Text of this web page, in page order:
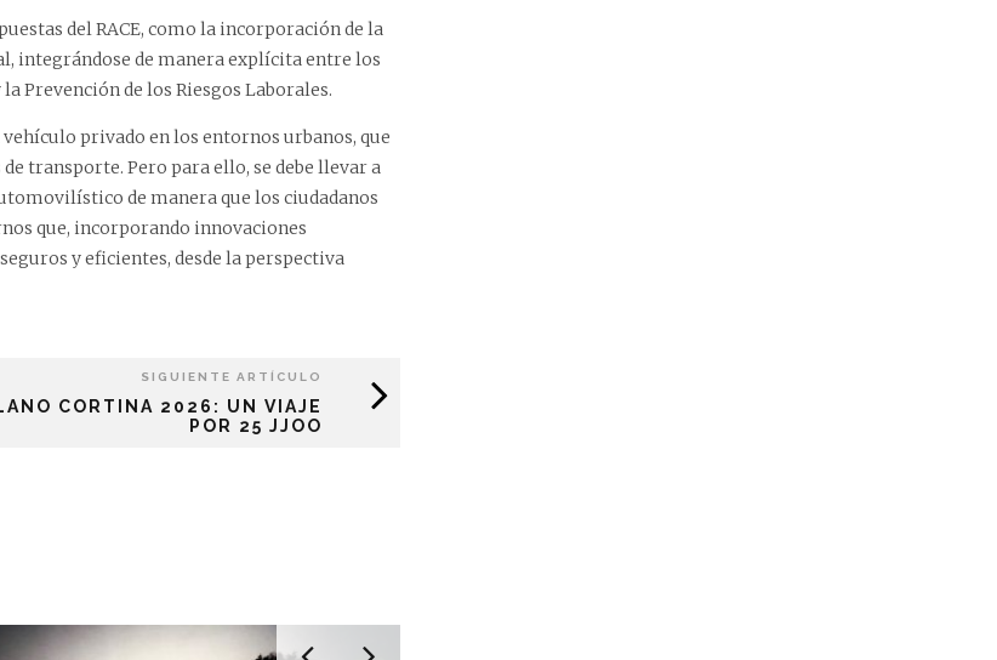
del RACE, como la incorporación de la
integrándose de manera explícita entre los
Prevención de los Riesgos Laborales.
privado en los entornos urbanos, que
transporte. Pero para ello, se debe llevar a
de manera que los ciudadanos
que, incorporando innovaciones
y eficientes, desde la perspectiva
SIGUIENTE ARTÍCULO
CORTINA 2026: UN VIAJE
POR 25 JJOO